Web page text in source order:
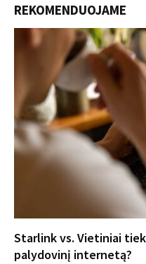
REKOMENDUOJAME
Starlink vs. Vietiniai
palydovinį internetą?